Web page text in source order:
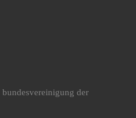
der